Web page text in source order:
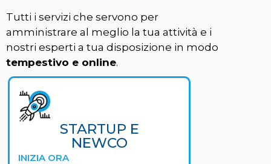
Tutti i servizi che servono per
amministrare al meglio la tua attività e i
nostri esperti a tua disposizione in modo
tempestivo e online.
STARTUP E
NEWCO
INIZIA ORA